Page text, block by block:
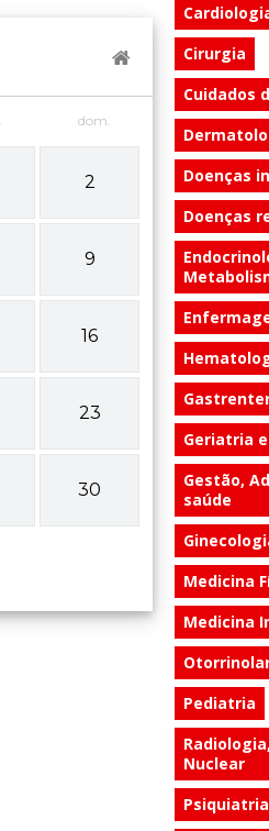
dom.
2
9
16
23
30
Cirurgia
Cuidados
Doenças
Doenças
Geriatria
Gestão,
saúde
Medicina
Medicina
Pediatria
Nuclear